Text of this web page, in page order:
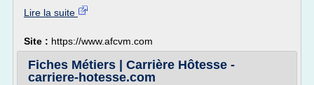
Lire la suite
Site : https://www.afcvm.com
Fiches Métiers | Carrière Hôtesse -
carriere-hotesse.com